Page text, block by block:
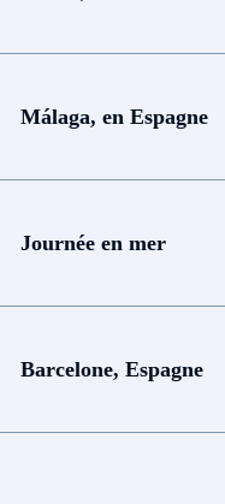
Málaga, en Espagne
Journée en mer
Barcelone, Espagne